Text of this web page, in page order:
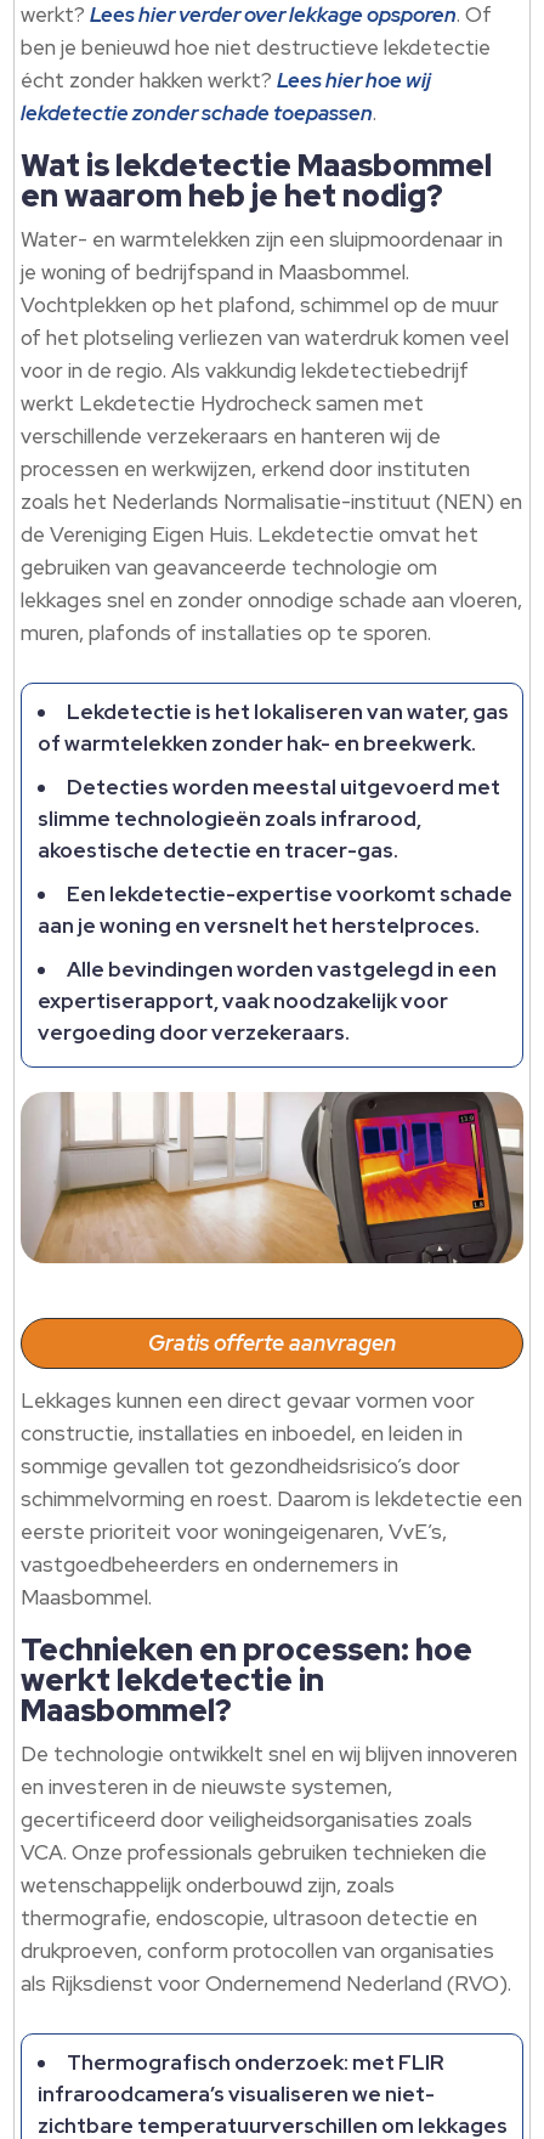
werkt?Lees hier verder over lekkage opsporen. Of
ben je benieuwd hoe niet destructieve lekdetectie
écht zonder hakken werkt?Lees hier hoe wij
lekdetectie zonder schade toepassen.
Wat is lekdetectie Maasbommel
en waarom heb je het nodig?
Water- en warmtelekken zijn een sluipmoordenaar in
je woning of bedrijfspand in Maasbommel.
Vochtplekken op het plafond, schimmel op de muur
of het plotseling verliezen van waterdruk komen veel
voor in de regio. Als vakkundig lekdetectiebedrijf
werkt Lekdetectie Hydrocheck samen met
verschillende verzekeraars en hanteren wij de
processen en werkwijzen, erkend door instituten
zoals het Nederlands Normalisatie-instituut (NEN) en
de Vereniging Eigen Huis. Lekdetectie omvat het
gebruiken van geavanceerde technologie om
lekkages snel en zonder onnodige schade aan vloeren,
muren, plafonds of installaties op te sporen.
Lekdetectie is het lokaliseren van water, gas
of warmtelekken zonder hak- en breekwerk.
Detecties worden meestal uitgevoerd met
slimme technologieën zoals infrarood,
akoestische detectie en tracer-gas.
Een lekdetectie-expertise voorkomt schade
aan je woning en versnelt het herstelproces.
Alle bevindingen worden vastgelegd in een
expertiserapport, vaak noodzakelijk voor
vergoeding door verzekeraars.
Gratis offerte aanvragen
Lekkages kunnen een direct gevaar vormen voor
constructie, installaties en inboedel, en leiden in
sommige gevallen tot gezondheidsrisico’s door
schimmelvorming en roest. Daarom is lekdetectie een
eerste prioriteit voor woningeigenaren, VvE’s,
vastgoedbeheerders en ondernemers in
Maasbommel.
Technieken en processen: hoe
werkt lekdetectie in
Maasbommel?
De technologie ontwikkelt snel en wij blijven innoveren
en investeren in de nieuwste systemen,
gecertificeerd door veiligheidsorganisaties zoals
VCA. Onze professionals gebruiken technieken die
wetenschappelijk onderbouwd zijn, zoals
thermografie, endoscopie, ultrasoon detectie en
drukproeven, conform protocollen van organisaties
als Rijksdienst voor Ondernemend Nederland (RVO).
Thermografisch onderzoek: met FLIR
infraroodcamera’s visualiseren we niet-
zichtbare temperatuurverschillen om lekkages